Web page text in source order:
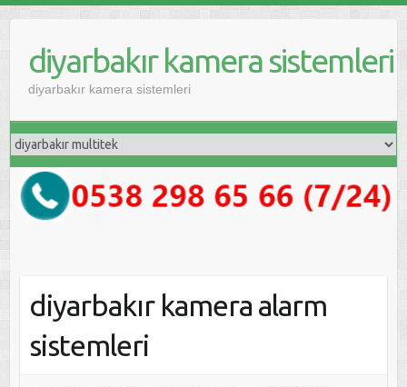
diyarbakır kamera sistemleri
diyarbakır kamera sistemleri
diyarbakır kamera alarm
sistemleri